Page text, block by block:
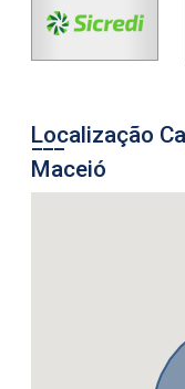
Localização
Maceió